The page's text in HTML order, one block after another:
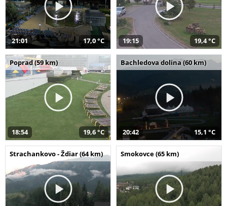
21:01 17,0 °C 19:15 19,4 °C
Poprad (59 km)
18:54 19,6 °C
Bachledova dolina (60 km)
20:42 15,1 °C
Strachankovo - Ždiar (64 km) Smokovce (65 km)